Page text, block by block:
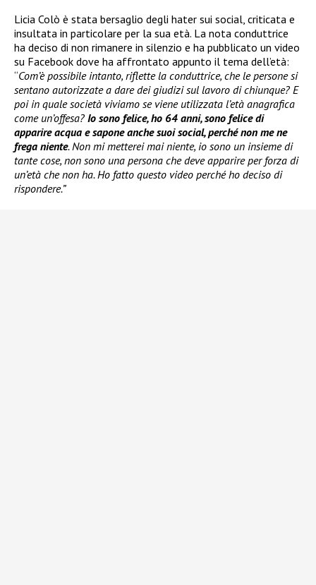
Licia Colò è stata bersaglio degli hater sui social, criticata e
insultata in particolare per la sua età. La nota conduttrice
ha deciso di non rimanere in silenzio e ha pubblicato un video
su Facebook dove ha affrontato appunto il tema dell’età:
“Com’è possibile intanto, riflette la conduttrice, che le persone si
sentano autorizzate a dare dei giudizi sul lavoro di chiunque? E
poi in quale società viviamo se viene utilizzata l’età anagrafica
come un’offesa? Io sono felice, ho 64 anni, sono felice di
apparire acqua e sapone anche suoi social, perché non me ne
frega niente. Non mi metterei mai niente, io sono un insieme di
tante cose, non sono una persona che deve apparire per forza di
un’età che non ha. Ho fatto questo video perché ho deciso di
rispondere.”